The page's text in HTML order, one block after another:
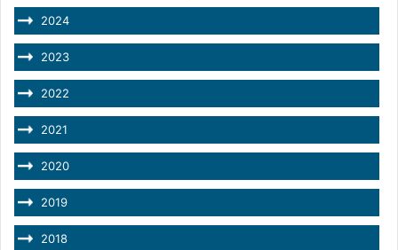
2024
2023
2022
2021
2020
2019
2018